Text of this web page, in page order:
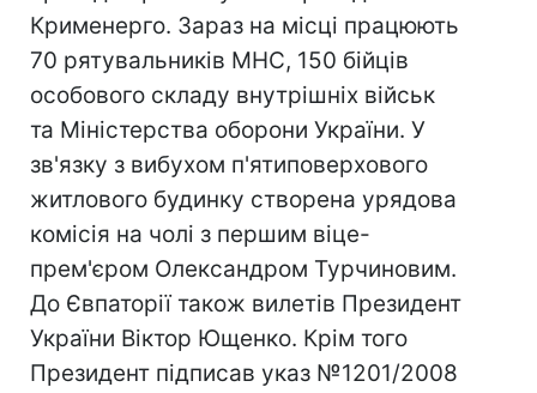
Крименерго. Зараз на місці працюють
70 рятувальників МНС, 150 бійців
особового складу внутрішніх військ
та Міністерства оборони України. У
зв'язку з вибухом п'ятиповерхового
житлового будинку створена урядова
комісія на чолі з першим віце-
прем'єром Олександром Турчиновим.
До Євпаторії також вилетів Президент
України Віктор Ющенко. Крім того
Президент підписав указ №1201/2008